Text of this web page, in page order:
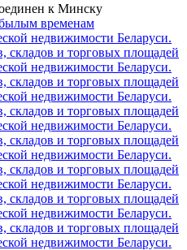
к Минску
временам
недвижимости Беларуси.
складов и торговых площадей
недвижимости Беларуси.
складов и торговых площадей
недвижимости Беларуси.
складов и торговых площадей
недвижимости Беларуси.
складов и торговых площадей
недвижимости Беларуси.
складов и торговых площадей
недвижимости Беларуси.
складов и торговых площадей
недвижимости Беларуси.
складов и торговых площадей
недвижимости Беларуси.